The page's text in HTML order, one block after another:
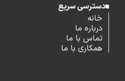
دسترسی سریع
خانه
درباره ما
تماس با ما
همکاری با ما